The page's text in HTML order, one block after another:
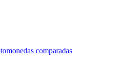
comparadas